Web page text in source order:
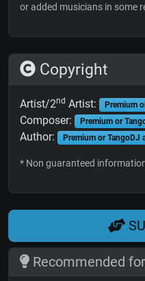
or added musicians in some
Copyright
Artist/2nd Artist: Premium
Composer: Premium or
Author: Premium or TangoDJ
* Non guaranteed
Recommended